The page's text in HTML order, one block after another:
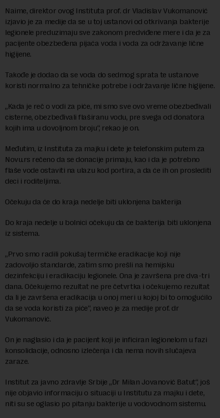
Naime, direktor ovog Instituta prof. dr Vladislav Vukomanović
izjavio je za medije da se u toj ustanovi od otkrivanja bakterije
legionele preduzimaju sve zakonom predviđene mere i da je za
pacijente obezbeđena pijaća voda i voda za održavanje lične
higijene.
Takođe je dodao da se voda do sedmog sprata te ustanove
koristi normalno za tehničke potrebe i održavanje lične higijene.
„Kada je reč o vodi za piće, mi smo sve ovo vreme obezbeđivali
cisterne, obezbeđivali flaširanu vodu, pre svega od donatora
kojih ima u dovoljnom broju“, rekao je on.
Međutim, iz Instituta za majku i dete je telefonskim putem za
Novu.rs rečeno da se donacije primaju, kao i da je potrebno
flaše vode ostaviti na ulazu kod portira, a da će ih on proslediti
deci i roditeljima.
Očekuju da će do kraja nedelje biti uklonjena bakterija
Do kraja nedelje u bolnici očekuju da će bakterija biti uklonjena
iz sistema.
„Prvo smo radili pokušaj termičke eradikacije koji nije
zadovoljio standarde, zatim smo prešli na hemijsku
dezinfekciju i eradikaciju legionele. Ona je završena pre dva-tri
dana. Očekujemo rezultat ne pre četvrtka i očekujemo rezultat
da li je završena eradikacija u onoj meri u kojoj bi to omogućilo
da se voda koristi za piće“, naveo je za medije prof. dr
Vukomanović.
On je naglasio i da je pacijent koji je inficiran legionelom u fazi
konsolidacije, odnosno izlečenja i da nema novih slučajeva
zaraze.
Institut za javno zdravlje Srbije „Dr Milan Jovanović Batut“, još
nije objavio informaciju o situaciji u Institutu za majku i dete,
niti su se oglasio po pitanju bakterije u vodovodnom sistemu.